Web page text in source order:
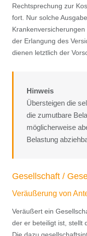
Rechtsprechung zur
fort. Nur solche
der Erlangung des
dienen letztlich der
Hinweis
Übersteigen die
die zumutbare
möglicherweise
Belastung
Gesellschaft /
Veräußerung von
Veräußert ein
der er beteiligt ist, stellt
Die dazu